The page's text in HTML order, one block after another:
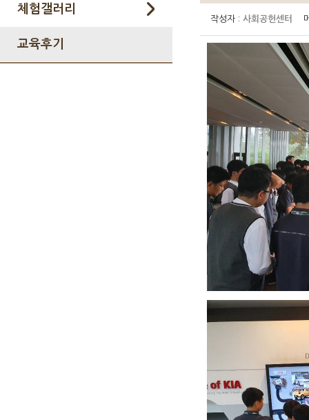
체험갤러리
교육후기
작성자 : 사회공헌센터